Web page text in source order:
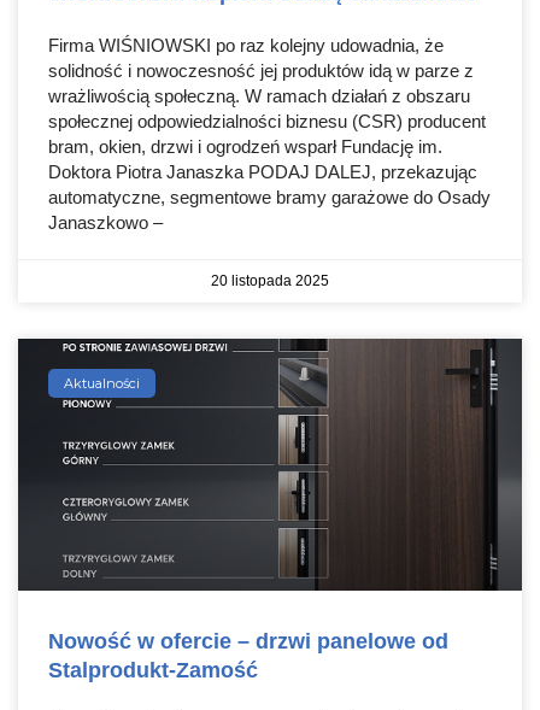
Firma WIŚNIOWSKI po raz kolejny udowadnia, że
solidność i nowoczesność jej produktów idą w parze z
wrażliwością społeczną. W ramach działań z obszaru
społecznej odpowiedzialności biznesu (CSR) producent
bram, okien, drzwi i ogrodzeń wsparł Fundację im.
Doktora Piotra Janaszka PODAJ DALEJ, przekazując
automatyczne, segmentowe bramy garażowe do Osady
Janaszkowo –
20 listopada 2025
Aktualności
Nowość w ofercie – drzwi panelowe od
Stalprodukt-Zamość